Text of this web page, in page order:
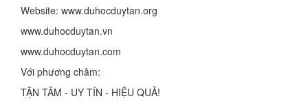
Website: www.duhocduytan.org
www.duhocduytan.vn
www.duhocduytan.com
Với phương châm:
TẬN TÂM - UY TÍN - HIỆU QUẢ!